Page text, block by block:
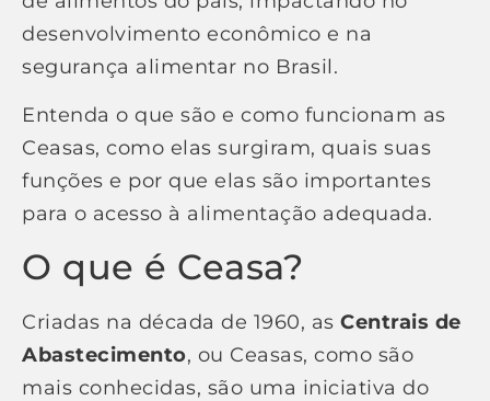
desenvolvimento econômico e na
segurança alimentar no Brasil.
Entenda o que são e como funcionam as
Ceasas, como elas surgiram, quais suas
funções e por que elas são importantes
para o acesso à alimentação adequada.
O que é Ceasa?
Criadas na década de 1960, as Centrais de
Abastecimento, ou Ceasas, como são
mais conhecidas, são uma iniciativa do